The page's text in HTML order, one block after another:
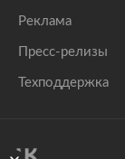
Реклама
Пресс-релизы
Техподдержка